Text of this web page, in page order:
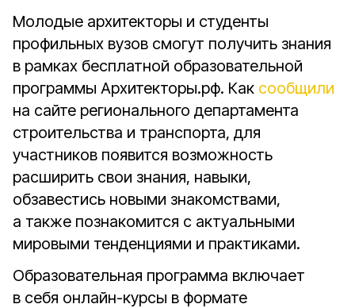
Молодые архитекторы и студенты
профильных вузов смогут получить знания
в рамках бесплатной образовательной
программы Архитекторы.рф. Как сообщили
на сайте регионального департамента
строительства и транспорта, для
участников появится возможность
расширить свои знания, навыки,
обзавестись новыми знакомствами,
а также познакомится с актуальными
мировыми тенденциями и практиками.
Образовательная программа включает
в себя онлайн-курсы в формате